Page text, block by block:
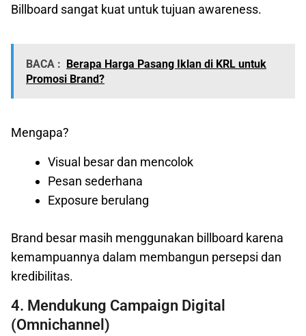
Billboard sangat kuat untuk tujuan awareness.
BACA :
Berapa Harga Pasang Iklan di KRL untuk
Promosi Brand?
Mengapa?
Visual besar dan mencolok
Pesan sederhana
Exposure berulang
Brand besar masih menggunakan billboard karena
kemampuannya dalam membangun persepsi dan
kredibilitas.
4. Mendukung Campaign Digital
(Omnichannel)